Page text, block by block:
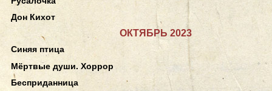
Дон Кихот
ОКТЯБРЬ 2023
Синяя птица
Мёртвые души. Хоррор
Бесприданница